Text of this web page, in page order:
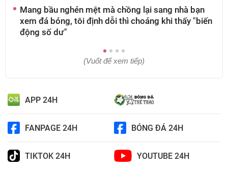
Mang bầu nghén mệt mà chồng lại sang nhà bạn
xem đá bóng, tôi định dỗi thì choáng khi thấy "biến
động số dư"
(Vuốt để xem tiếp)
APP 24H
FANPAGE 24H BÓNG ĐÁ 24H
TIKTOK 24H YOUTUBE 24H